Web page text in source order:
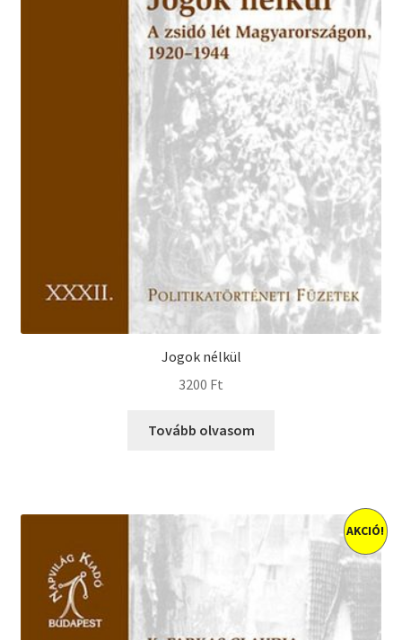
Jogok nélkül
3200 Ft
Tovább olvasom
AKCIÓ!